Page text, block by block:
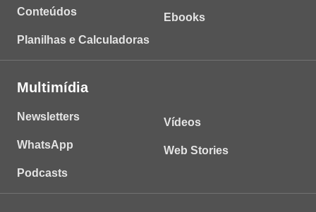
Conteúdos
Planilhas e Calculadoras
Ebooks
Multimídia
Newsletters
WhatsApp
Podcasts
Vídeos
Web Stories